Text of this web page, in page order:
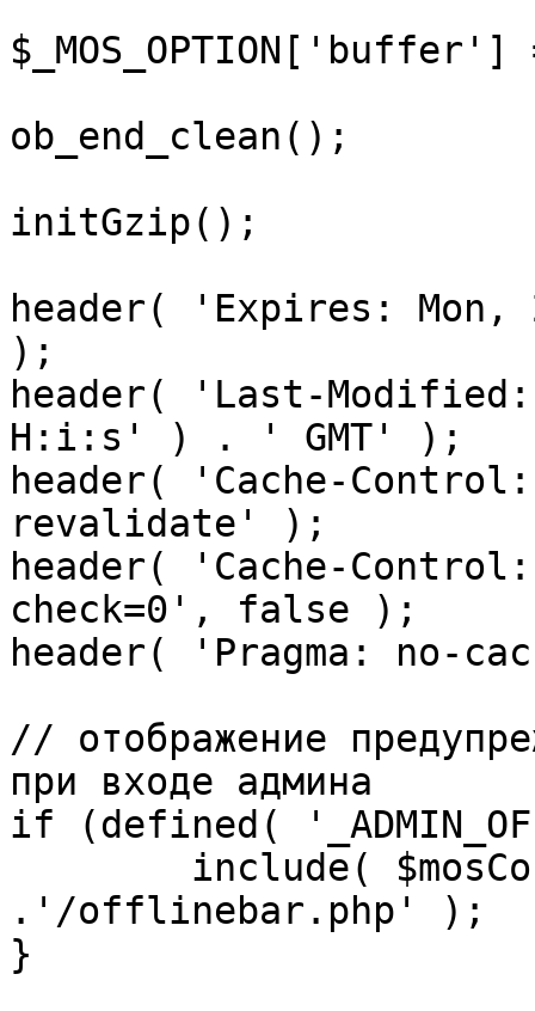
ob_end_clean();
initGzip();
header( 'Expires: Mon,
);
header( 'Last-
H:i:s' ) . ' GMT' );
header( 'Cache-
revalidate' );
header( 'Cache-
check=0', false );
header( 'Pragma: no-
// отображение
при входе админа
if (defined(
.'/offlinebar.php' );
}